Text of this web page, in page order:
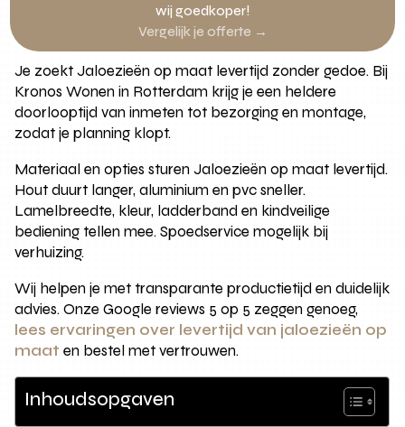
wij goedkoper!
Vergelijk je offerte →
Je zoekt Jaloezieën op maat levertijd zonder gedoe. Bij
Kronos Wonen in Rotterdam krijg je een heldere
doorlooptijd van inmeten tot bezorging en montage,
zodat je planning klopt.
Materiaal en opties sturen Jaloezieën op maat levertijd.
Hout duurt langer, aluminium en pvc sneller.
Lamelbreedte, kleur, ladderband en kindveilige
bediening tellen mee. Spoedservice mogelijk bij
verhuizing.
Wij helpen je met transparante productietijd en duidelijk
advies. Onze Google reviews 5 op 5 zeggen genoeg,
lees ervaringen over levertijd van jaloezieën op
maat en bestel met vertrouwen.
Inhoudsopgaven